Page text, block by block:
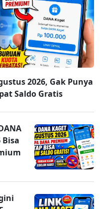
2026, Gak Punya
Saldo Gratis
Bisa